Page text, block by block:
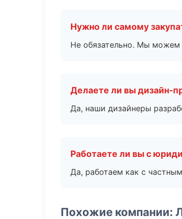
Нужно ли самому
Не обязательно. Мы можем
Делаете ли вы дизайн-
Да, наши дизайнеры
Работаете ли вы с
Да, работаем как с
Похожие компании: